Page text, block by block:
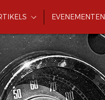
EVENEMENTEN